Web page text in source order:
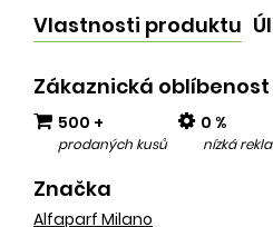
Vlastnosti produktu
Zákaznická oblíbenost
500 +
prodaných kusů
0 %
nízká
Značka
Alfaparf Milano